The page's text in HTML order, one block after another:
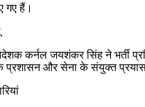
गए हैं।
कर्नल जयशंकर सिंह ने भर्ती
प्रशासन और सेना के संयुक्त